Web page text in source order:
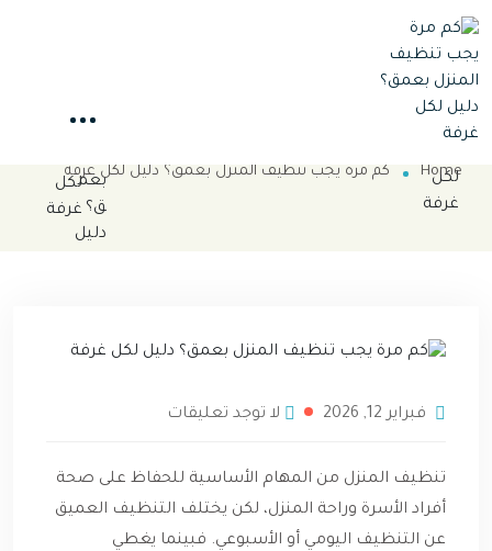
كم مرة يجب تنظيف المنزل بعمق؟
Home كم مرة يجب تنظيف المنزل بعمق؟ دليل لكل غرفة
فبراير 12, 2026 لا توجد تعليقات
تنظيف المنزل من المهام الأساسية للحفاظ على صحة
أفراد الأسرة وراحة المنزل، لكن يختلف التنظيف العميق
عن التنظيف اليومي أو الأسبوعي. فبينما يغطي